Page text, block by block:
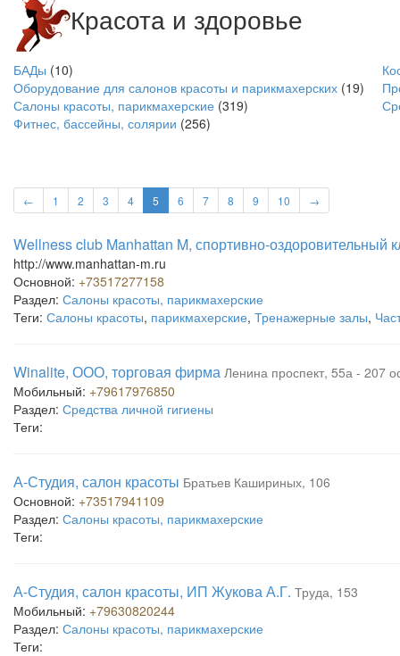
Красота и здоровье
БАДы (10)
Оборудование для салонов красоты и парикмахерских (19)
Салоны красоты, парикмахерские (319)
Фитнес, бассейны, солярии (256)
← 1 2 3 4 5 6 7 8 9 10 →
Wellness club Manhattan M, спортивно-оздоровительный
http://www.manhattan-m.ru
Основной: +73517277158
Раздел: Салоны красоты, парикмахерские
Теги: Салоны красоты, парикмахерские, Тренажерные залы,
Winalite, ООО, торговая фирма Ленина проспект, 55а - 207
Мобильный: +79617976850
Раздел: Средства личной гигиены
Теги:
А-Студия, салон красоты Братьев Кашириных, 106
Основной: +73517941109
Раздел: Салоны красоты, парикмахерские
Теги:
А-Студия, салон красоты, ИП Жукова А.Г. Труда, 153
Мобильный: +79630820244
Раздел: Салоны красоты, парикмахерские
Теги: